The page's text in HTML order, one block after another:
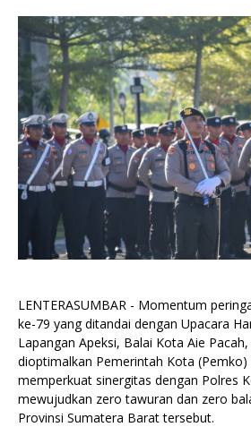
LENTERASUMBAR - Momentum
ke-79 yang ditandai dengan Upacara
Lapangan Apeksi, Balai Kota Aie
dioptimalkan Pemerintah Kota (Pemko)
memperkuat sinergitas dengan Polres
mewujudkan zero tawuran dan zero
Provinsi Sumatera Barat tersebut.